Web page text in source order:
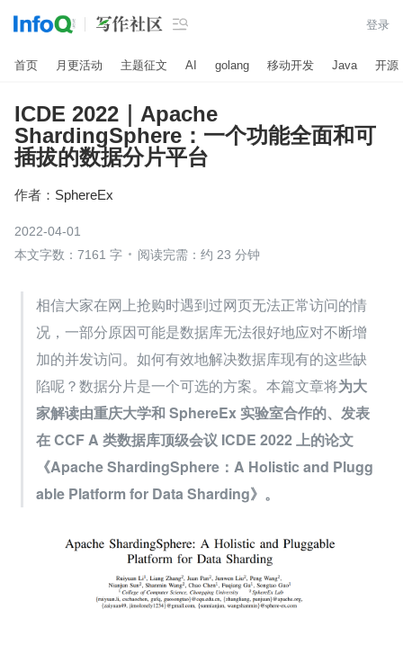
 登录
首页 月更活动 主题征文 AI golang 移动开发 Java 开源
ICDE 2022｜Apache
ShardingSphere：一个功能全面和可
插拔的数据分片平台
作者： SphereEx
2022-04-01
本文字数：7161 字
阅读完需：约 23 分钟
相信大家在网上抢购时遇到过网页无法正常访问的情
况，一部分原因可能是数据库无法很好地应对不断增
加的并发访问。如何有效地解决数据库现有的这些缺
陷呢？数据分片是一个可选的方案。本篇文章将为大
家解读由重庆大学和 SphereEx 实验室合作的、发表
在 CCF A 类数据库顶级会议 ICDE 2022 上的论文
《Apache ShardingSphere：A Holistic and Plugg
able Platform for Data Sharding》。